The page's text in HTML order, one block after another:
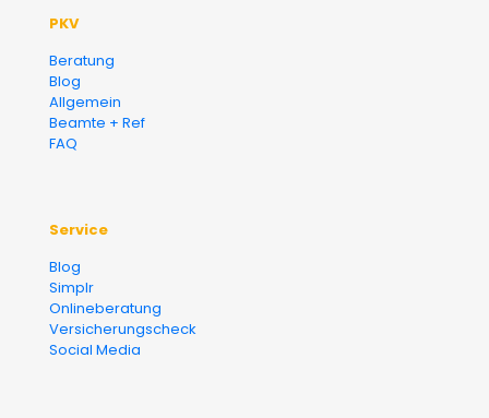
PKV
Beratung
Blog
Allgemein
Beamte + Ref
FAQ
Service
Blog
Simplr
Onlineberatung
Versicherungscheck
Social Media